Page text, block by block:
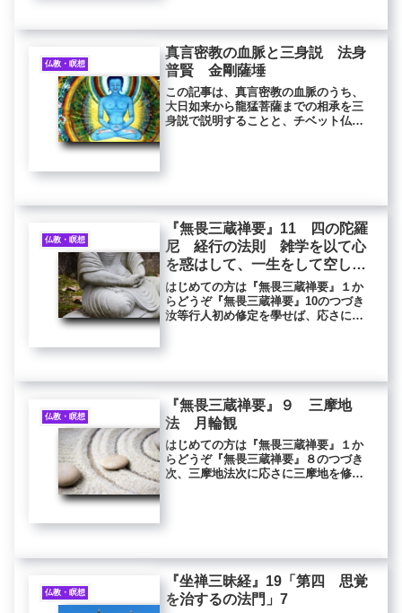
同...
仏教・瞑想
真言密教の血脈と三身説 法身
普賢 金剛薩埵
この記事は、真言密教の血脈のうち、
大日如来から龍猛菩薩までの相承を三
身説で説明することと、チベット仏教
仏教・瞑想
『無畏三蔵禅要』11 四の陀羅
尼 経行の法則 雑学を以て心
を惑はして、一生をして空しく
過さしむることなかれ
はじめての方は『無畏三蔵禅要』１か
らどうぞ『無畏三蔵禅要』10のつづき
汝等行人初め修定を學せば、応さに過
速...
仏教・瞑想
『無畏三蔵禅要』９ 三摩地
法 月輪観
はじめての方は『無畏三蔵禅要』１か
らどうぞ『無畏三蔵禅要』８のつづき
次、三摩地法次に応さに三摩地を修す
仏教・瞑想
『坐禅三昧経』19「第四 思覚
を治するの法門」7